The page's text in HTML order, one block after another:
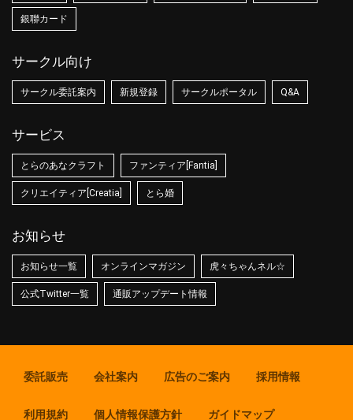
銀聯カード
サークル向け
サークル委託案内 新規登録 サークルポータル Q&A
サービス
とらのあなクラフト ファンティア[Fantia]
クリエイティア[Creatia] とら婚
お知らせ
お知らせ一覧 オンラインマガジン 虎々ちゃんネル☆
公式Twitter一覧 通販アップデート情報
委託販売 会社案内 広告のご案内 採用情報
利用規約 個人情報保護方針 ガイドマップ